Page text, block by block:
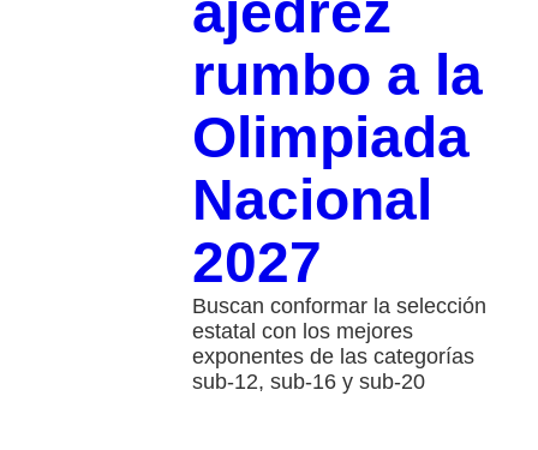
rumbo a la
Olimpiada
Nacional
2027
Buscan conformar la selección
estatal con los mejores
exponentes de las categorías
sub-12, sub-16 y sub-20